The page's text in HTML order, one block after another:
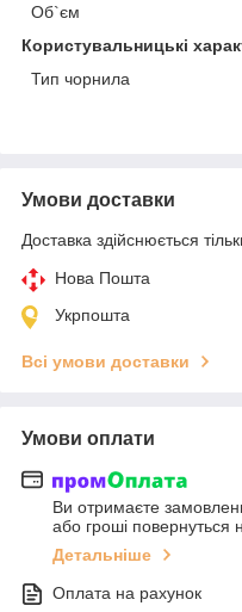
Об`єм
Користувальницькі
Тип чорнила
Умови доставки
Доставка здійснюється
Нова Пошта
Укрпошта
Всі умови доставки
Умови оплати
Ви отримаєте
або гроші повернуться
Детальніше
Оплата на рахунок